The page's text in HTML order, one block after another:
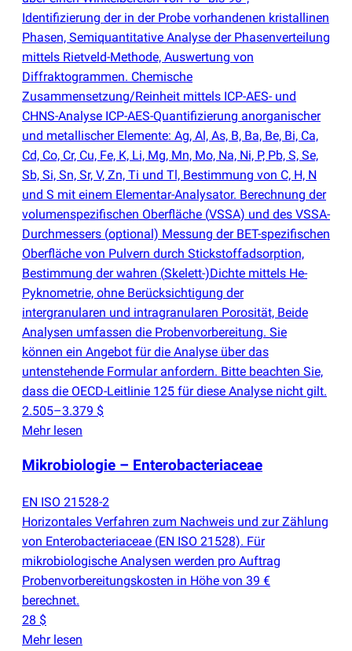
Identifizierung der in der Probe vorhandenen kristallinen
Phasen, Semiquantitative Analyse der Phasenverteilung
mittels Rietveld-Methode, Auswertung von
Diffraktogrammen. Chemische
Zusammensetzung/Reinheit mittels ICP-AES- und
CHNS-Analyse ICP-AES-Quantifizierung anorganischer
und metallischer Elemente: Ag, Al, As, B, Ba, Be, Bi, Ca,
Cd, Co, Cr, Cu, Fe, K, Li, Mg, Mn, Mo, Na, Ni, P, Pb, S, Se,
Sb, Si, Sn, Sr, V, Zn, Ti und Tl, Bestimmung von C, H, N
und S mit einem Elementar-Analysator. Berechnung der
volumenspezifischen Oberfläche (VSSA) und des VSSA-
Durchmessers (optional) Messung der BET-spezifischen
Oberfläche von Pulvern durch Stickstoffadsorption,
Bestimmung der wahren (Skelett-)Dichte mittels He-
Pyknometrie, ohne Berücksichtigung der
intergranularen und intragranularen Porosität, Beide
Analysen umfassen die Probenvorbereitung. Sie
können ein Angebot für die Analyse über das
untenstehende Formular anfordern. Bitte beachten Sie,
dass die OECD-Leitlinie 125 für diese Analyse nicht gilt.
2.505–3.379 $
Mehr lesen
Mikrobiologie – Enterobacteriaceae
EN ISO 21528-2
Horizontales Verfahren zum Nachweis und zur Zählung
von Enterobacteriaceae (EN ISO 21528). Für
mikrobiologische Analysen werden pro Auftrag
Probenvorbereitungskosten in Höhe von 39 €
berechnet.
28 $
Mehr lesen